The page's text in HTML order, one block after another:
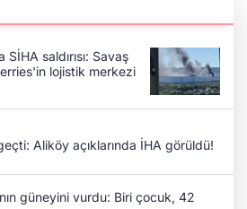
saldırısı: Savaş
lojistik merkezi
Aliköy açıklarında İHA görüldü!
güneyini vurdu: Biri çocuk, 42